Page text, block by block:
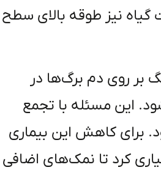
نیز طوقه بالای سطح
بر روی دم برگ‌ها در
این مسئله با تجمع
برای کاهش این بیماری
کرد تا نمک‌های اضافی